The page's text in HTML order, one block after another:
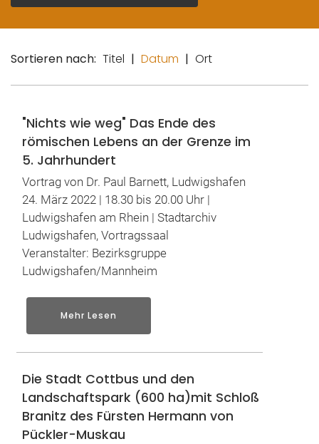
Sortieren nach: Titel | Datum | Ort
"Nichts wie weg" Das Ende des
römischen Lebens an der Grenze im
5. Jahrhundert
Vortrag von Dr. Paul Barnett, Ludwigshafen
24. März 2022 | 18.30 bis 20.00 Uhr |
Ludwigshafen am Rhein | Stadtarchiv
Ludwigshafen, Vortragssaal
Veranstalter: Bezirksgruppe
Ludwigshafen/Mannheim
Mehr Lesen
Die Stadt Cottbus und den
Landschaftspark (600 ha)mit Schloß
Branitz des Fürsten Hermann von
Pückler-Muskau